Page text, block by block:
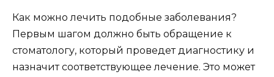
Как можно лечить подобные заболевания?
Первым шагом должно быть обращение к
стоматологу, который проведет диагностику и
назначит соответствующее лечение. Это может